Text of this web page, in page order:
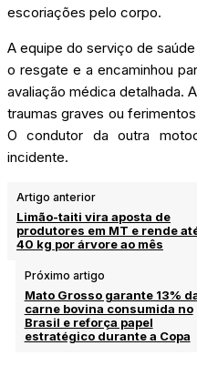
escoriações pelo corpo.
A equipe do serviço de
o resgate e a encaminhou
avaliação médica detalhada.
traumas graves ou
O condutor da outra
incidente.
Artigo anterior
Limão-taiti vira aposta de
produtores em MT e rende
40 kg por árvore ao mês
Próximo artigo
Mato Grosso garante 13%
carne bovina consumida no
Brasil e reforça papel
estratégico durante a Copa